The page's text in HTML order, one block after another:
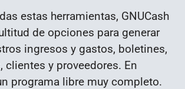
estas herramientas, GNUCash
de opciones para generar
ingresos y gastos, boletines,
clientes y proveedores. En
programa libre muy completo.